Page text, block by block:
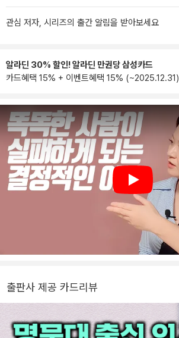
관심 저자, 시리즈의 출간 알림을 받아보세요
알라딘 30% 할인! 알라딘 만권당 삼성카드
카드혜택 15% + 이벤트혜택 15% (~2025.12.31)
Play
출판사 제공 카드리뷰